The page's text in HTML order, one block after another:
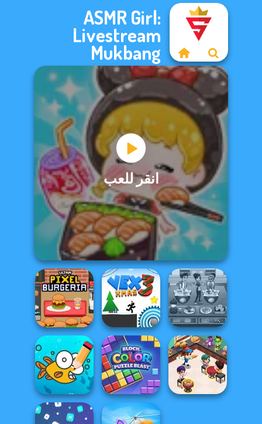
ASMR Girl:
Livestream
Mukbang
انقر للعب
Ultra Pixel
Burgeria
Vex 3 Xmas
Cooking Cafe
Food Chef